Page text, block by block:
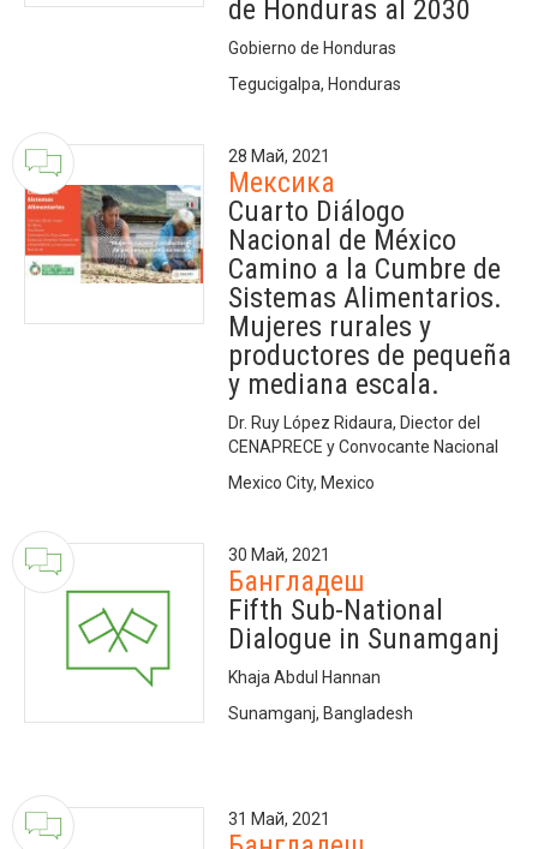
de Honduras al 2030
Gobierno de Honduras
Tegucigalpa, Honduras
28 Май, 2021
Мексика
Cuarto Diálogo
Nacional de México
Camino a la Cumbre de
Sistemas Alimentarios.
Mujeres rurales y
productores de pequeña
y mediana escala.
Dr. Ruy López Ridaura, Diector del
CENAPRECE y Convocante Nacional
Mexico City, Mexico
30 Май, 2021
Бангладеш
Fifth Sub-National
Dialogue in Sunamganj
Khaja Abdul Hannan
Sunamganj, Bangladesh
31 Май, 2021